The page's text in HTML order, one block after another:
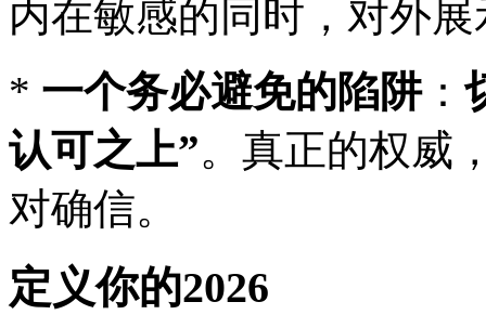
内在敏感的同时，对外
* 一个务必避免的陷阱：
认可之上”。真正的权威
对确信。
定义你的2026